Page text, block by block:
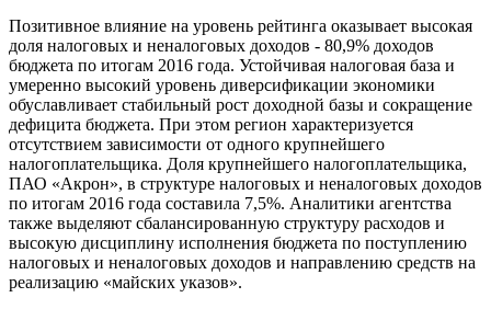
Позитивное влияние на уровень рейтинга оказывает высокая
доля налоговых и неналоговых доходов - 80,9% доходов
бюджета по итогам 2016 года. Устойчивая налоговая база и
умеренно высокий уровень диверсификации экономики
обуславливает стабильный рост доходной базы и сокращение
дефицита бюджета. При этом регион характеризуется
отсутствием зависимости от одного крупнейшего
налогоплательщика. Доля крупнейшего налогоплательщика,
ПАО «Акрон», в структуре налоговых и неналоговых доходов
по итогам 2016 года составила 7,5%. Аналитики агентства
также выделяют сбалансированную структуру расходов и
высокую дисциплину исполнения бюджета по поступлению
налоговых и неналоговых доходов и направлению средств на
реализацию «майских указов».